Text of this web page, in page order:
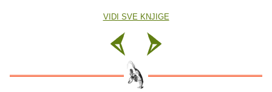
VIDI SVE KNJIGE